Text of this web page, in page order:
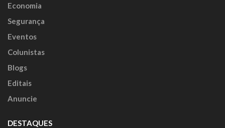
Economia
Segurança
Eventos
Colunistas
Blogs
Editais
Anuncie
DESTAQUES